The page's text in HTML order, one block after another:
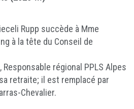
Rupp succède à Mme
à la tête du Conseil de
Responsable régional PPLS Alpes
retraite; il est remplacé par
Chevalier.